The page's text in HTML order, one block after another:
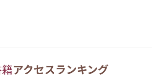
アクセスランキング